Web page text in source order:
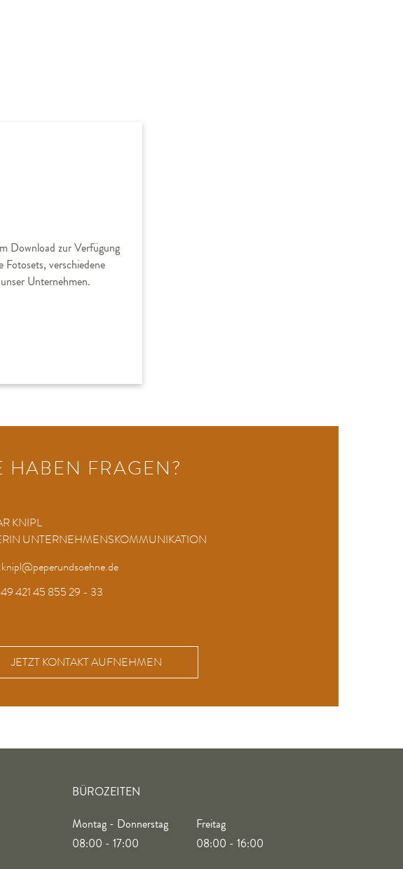
Download zur Verfügung
verschiedene
Unternehmen.
HABEN FRAGEN?
KNIPL
UNTERNEHMENSKOMMUNIKATION
421 45 855 29 - 33
JETZT KONTAKT AUFNEHMEN
BÜROZEITEN
Montag - Donnerstag
08:00 - 17:00
Freitag
08:00 - 16:00